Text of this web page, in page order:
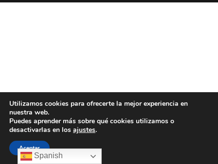
Spanish
Utilizamos cookies para ofrecerte la mejor experiencia en
nuestra web.
Puedes aprender más sobre qué cookies utilizamos o
desactivarlas en los ajustes.
Aceptar